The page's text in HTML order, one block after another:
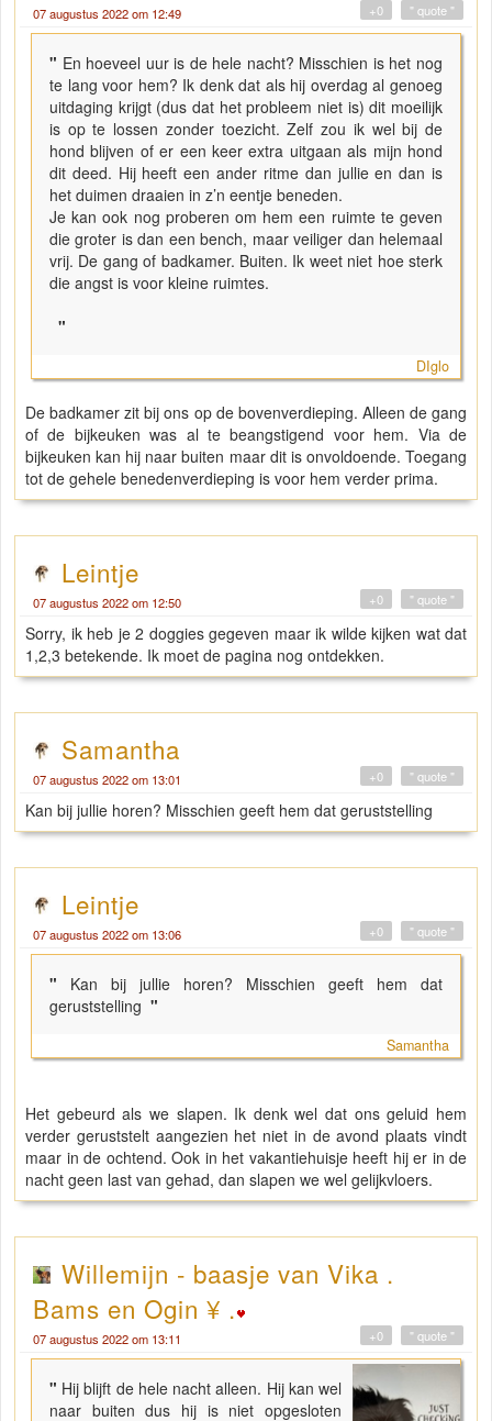
07 augustus 2022 om 12:49 " quote "
+0
" En hoeveel uur is de hele nacht? Misschien is het nog
te lang voor hem? Ik denk dat als hij overdag al genoeg
uitdaging krijgt (dus dat het probleem niet is) dit moeilijk
is op te lossen zonder toezicht. Zelf zou ik wel bij de
hond blijven of er een keer extra uitgaan als mijn hond
dit deed. Hij heeft een ander ritme dan jullie en dan is
het duimen draaien in z’n eentje beneden.
Je kan ook nog proberen om hem een ruimte te geven
die groter is dan een bench, maar veiliger dan helemaal
vrij. De gang of badkamer. Buiten. Ik weet niet hoe sterk
die angst is voor kleine ruimtes.
"
DIglo
De badkamer zit bij ons op de bovenverdieping. Alleen de gang
of de bijkeuken was al te beangstigend voor hem. Via de
bijkeuken kan hij naar buiten maar dit is onvoldoende. Toegang
tot de gehele benedenverdieping is voor hem verder prima.
Leintje
07 augustus 2022 om 12:50 " quote "
+0
Sorry, ik heb je 2 doggies gegeven maar ik wilde kijken wat dat
1,2,3 betekende. Ik moet de pagina nog ontdekken.
Samantha
07 augustus 2022 om 13:01 " quote "
+0
Kan bij jullie horen? Misschien geeft hem dat geruststelling
Leintje
07 augustus 2022 om 13:06 " quote "
+0
" Kan bij jullie horen? Misschien geeft hem dat
geruststelling "
Samantha
Het gebeurd als we slapen. Ik denk wel dat ons geluid hem
verder geruststelt aangezien het niet in de avond plaats vindt
maar in de ochtend. Ook in het vakantiehuisje heeft hij er in de
nacht geen last van gehad, dan slapen we wel gelijkvloers.
Willemijn - baasje van Vika .
Bams en Ogin ¥ .
07 augustus 2022 om 13:11 " quote "
+0
" Hij blijft de hele nacht alleen. Hij kan wel
naar buiten dus hij is niet opgesloten